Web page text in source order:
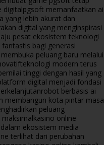
digitalpgsoft memanfaatkan ai
yang lebih akurat dan
digital yang menginspirasi
pesat ekosistem teknologi
bagi generasi
peluang baru melalui
teknologi modern terus
tinggi dengan hasil yang
digital menjadi fondasi
robot berbasis ai
membangun kota pintar masa
peluang
kasino online
ekosistem media
terlihat dari perubahan